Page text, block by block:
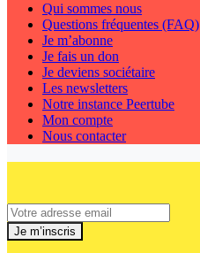
Qui sommes nous
Questions fréquentes (FAQ)
Je m’abonne
Je fais un don
Je deviens sociétaire
Les newsletters
Notre instance Peertube
Mon compte
Nous contacter
Je m’inscris